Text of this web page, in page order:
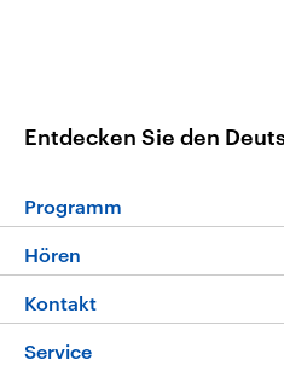
Entdecken Sie den
Programm
Programm
Die Nachrichten
Nachrichtenleicht
Hören
Livestream
Kontakt
Hörerservice
Service